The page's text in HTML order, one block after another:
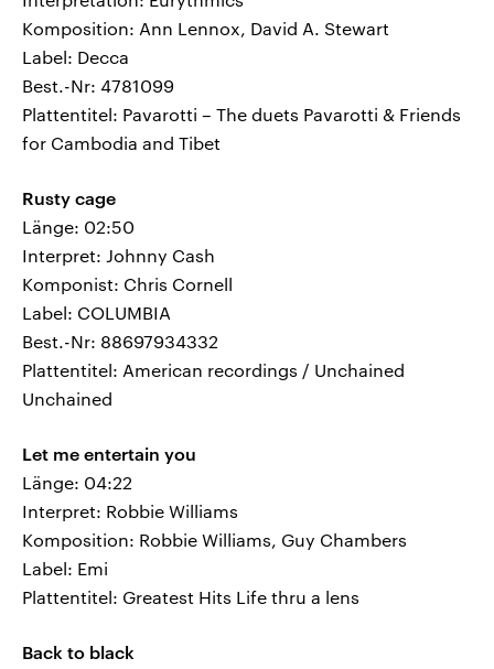
Komposition: Ann Lennox, David A. Stewart
Label: Decca
Best.-Nr: 4781099
Plattentitel: Pavarotti – The duets Pavarotti & Friends
for Cambodia and Tibet
Rusty cage
Länge: 02:50
Interpret: Johnny Cash
Komponist: Chris Cornell
Label: COLUMBIA
Best.-Nr: 88697934332
Plattentitel: American recordings / Unchained
Unchained
Let me entertain you
Länge: 04:22
Interpret: Robbie Williams
Komposition: Robbie Williams, Guy Chambers
Label: Emi
Plattentitel: Greatest Hits Life thru a lens
Back to black